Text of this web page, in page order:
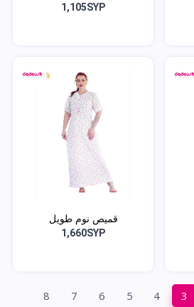
1,105SYP
قميص نوم طويل
1,660SYP
3
4
5
6
7
8